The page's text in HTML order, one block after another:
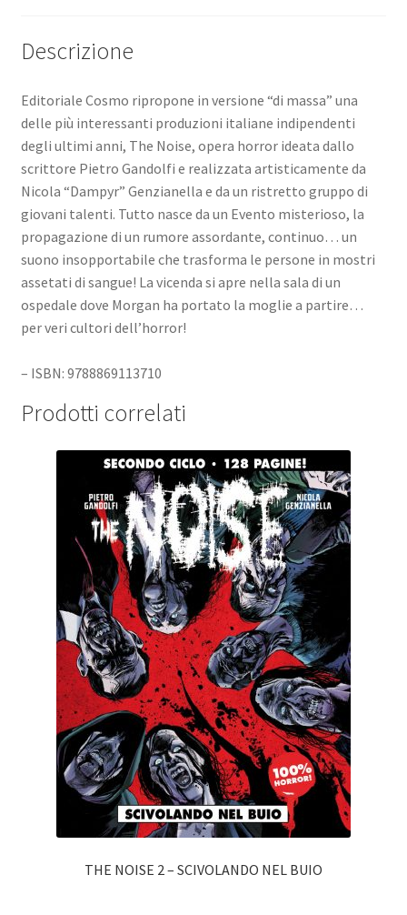
Descrizione
Editoriale Cosmo ripropone in versione “di massa” una
delle più interessanti produzioni italiane indipendenti
degli ultimi anni, The Noise, opera horror ideata dallo
scrittore Pietro Gandolfi e realizzata artisticamente da
Nicola “Dampyr” Genzianella e da un ristretto gruppo di
giovani talenti. Tutto nasce da un Evento misterioso, la
propagazione di un rumore assordante, continuo… un
suono insopportabile che trasforma le persone in mostri
assetati di sangue! La vicenda si apre nella sala di un
ospedale dove Morgan ha portato la moglie a partire…
per veri cultori dell’horror!
– ISBN: 9788869113710
Prodotti correlati
THE NOISE 2 – SCIVOLANDO NEL BUIO